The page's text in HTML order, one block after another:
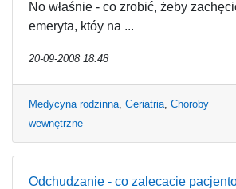
No właśnie - co zrobić, żeby
emeryta, któy na ...
20-09-2008 18:48
Medycyna rodzinna, Geriatria, Choroby
wewnętrzne
Odchudzanie - co zalecacie